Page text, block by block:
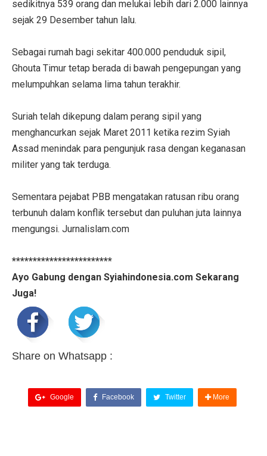
sedikitnya 539 orang dan melukai lebih dari 2.000 lainnya
sejak 29 Desember tahun lalu.
Sebagai rumah bagi sekitar 400.000 penduduk sipil,
Ghouta Timur tetap berada di bawah pengepungan yang
melumpuhkan selama lima tahun terakhir.
Suriah telah dikepung dalam perang sipil yang
menghancurkan sejak Maret 2011 ketika rezim Syiah
Assad menindak para pengunjuk rasa dengan keganasan
militer yang tak terduga.
Sementara pejabat PBB mengatakan ratusan ribu orang
terbunuh dalam konflik tersebut dan puluhan juta lainnya
mengungsi. Jurnalislam.com
************************
Ayo Gabung dengan Syiahindonesia.com Sekarang
Juga!
Share on Whatsapp :
Google Facebook Twitter More